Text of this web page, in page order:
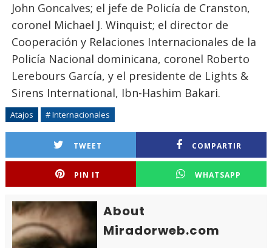
John Goncalves; el jefe de Policía de Cranston,
coronel Michael J. Winquist; el director de
Cooperación y Relaciones Internacionales de la
Policía Nacional dominicana, coronel Roberto
Lerebours García, y el presidente de Lights &
Sirens International, Ibn-Hashim Bakari.
Atajos # Internacionales
TWEET COMPARTIR
PIN IT WHATSAPP
About
Miradorweb.com